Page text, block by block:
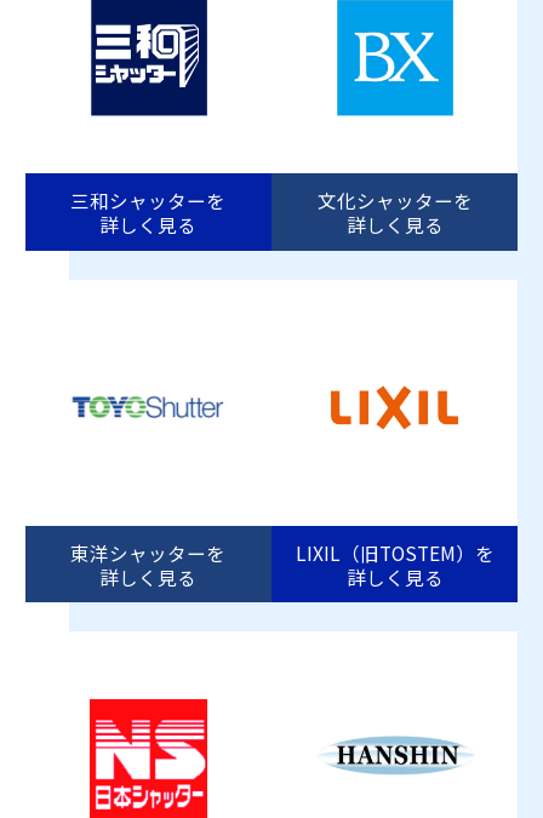
三和シャッターを
詳しく見る
文化シャッターを
詳しく見る
東洋シャッターを
詳しく見る
LIXIL（旧TOSTEM）を
詳しく見る